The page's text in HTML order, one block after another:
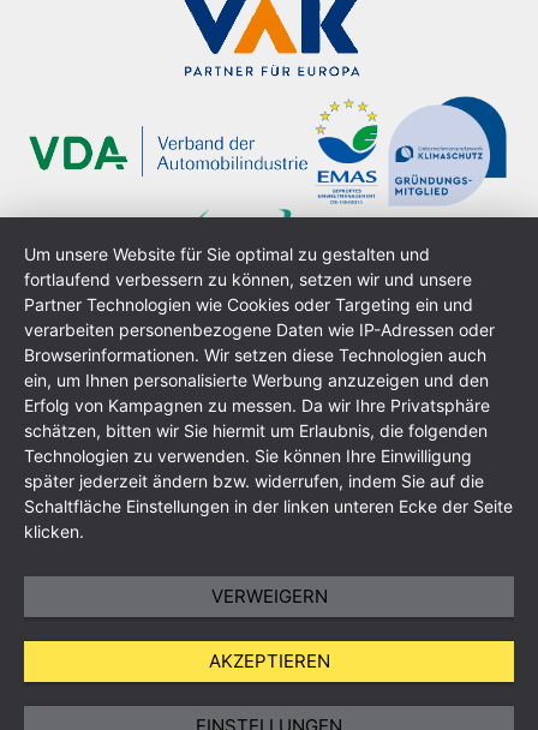
Dane firmyPolityka prywatnościOWHMapa strony
Um unsere Website für Sie optimal zu gestalten und
fortlaufend verbessern zu können, setzen wir und unsere
Partner Technologien wie Cookies oder Targeting ein und
verarbeiten personenbezogene Daten wie IP-Adressen oder
Browserinformationen. Wir setzen diese Technologien auch
ein, um Ihnen personalisierte Werbung anzuzeigen und den
Erfolg von Kampagnen zu messen. Da wir Ihre Privatsphäre
schätzen, bitten wir Sie hiermit um Erlaubnis, die folgenden
Technologien zu verwenden. Sie können Ihre Einwilligung
später jederzeit ändern bzw. widerrufen, indem Sie auf die
Schaltfläche Einstellungen in der linken unteren Ecke der Seite
klicken.
VERWEIGERN
AKZEPTIEREN